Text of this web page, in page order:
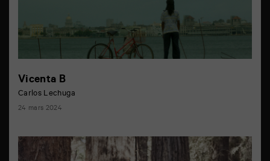
Vicenta B
Carlos Lechuga
24 mars 2024